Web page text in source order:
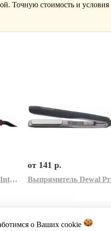
Точную стоимость и условия
Выпрямитель Dewal Pro Intense 03-800 (розовый)
от 141 р.
о Ваших cookie
КаталогИмпорт